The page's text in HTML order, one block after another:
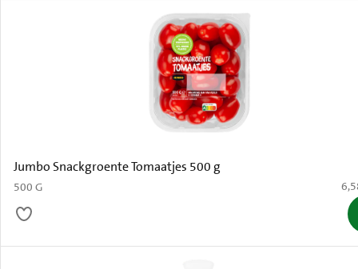
Jumbo Snackgroente Tomaatjes 500 g
500 G €